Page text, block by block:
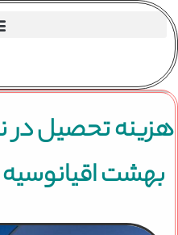
تحصیل در
اقیانوسیه